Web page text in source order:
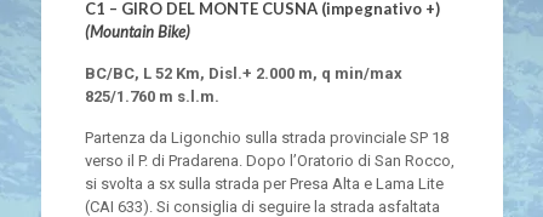
C1 – GIRO DEL MONTE CUSNA (impegnativo +)
(Mountain Bike)
BC/BC, L 52 Km, Disl.+ 2.000 m, q min/max
825/1.760 m s.l.m.
Partenza da Ligonchio sulla strada provinciale SP 18
verso il P. di Pradarena. Dopo l’Oratorio di San Rocco,
si svolta a sx sulla strada per Presa Alta e Lama Lite
(CAI 633). Si consiglia di seguire la strada asfaltata